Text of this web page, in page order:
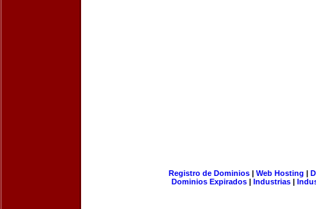
Registro de Dominios| Web Hosting |
Dominios Expirados | Industrias |